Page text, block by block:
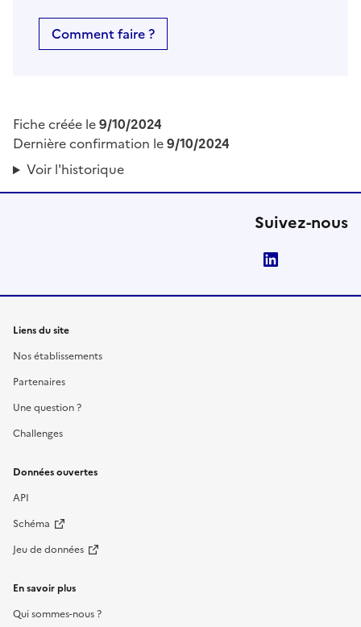
Comment faire ?
Fiche créée le9/10/2024
Dernière confirmation le9/10/2024
Voir l'historique
Suivez-nous
Liens du site
Nos établissements
Partenaires
Une question ?
Challenges
Données ouvertes
API
Schéma
Jeu de données
En savoir plus
Qui sommes-nous ?